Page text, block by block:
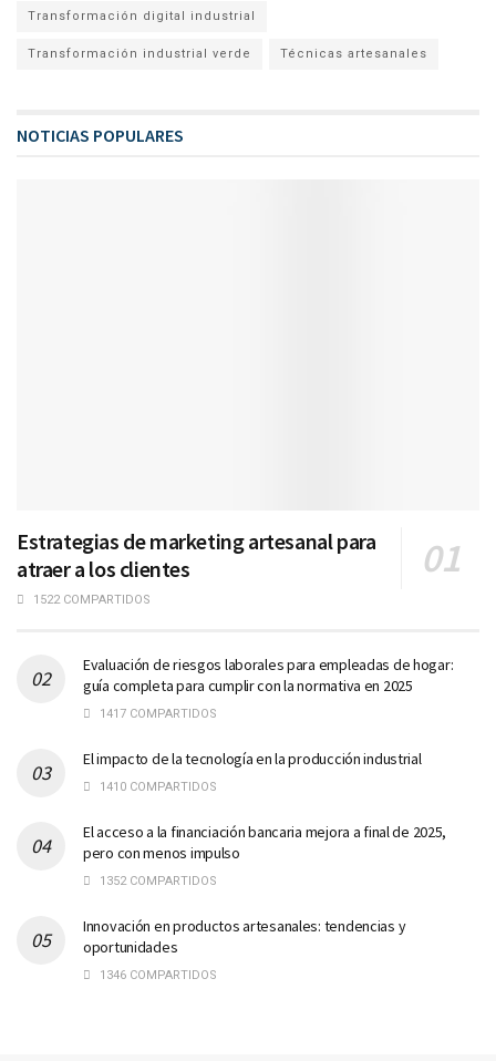
Transformación digital industrial
Transformación industrial verde Técnicas artesanales
NOTICIAS POPULARES
Estrategias de marketing artesanal para
atraer a los clientes
1522 COMPARTIDOS
Evaluación de riesgos laborales para empleadas de hogar:
guía completa para cumplir con la normativa en 2025
1417 COMPARTIDOS
El impacto de la tecnología en la producción industrial
1410 COMPARTIDOS
El acceso a la financiación bancaria mejora a final de 2025,
pero con menos impulso
1352 COMPARTIDOS
Innovación en productos artesanales: tendencias y
oportunidades
1346 COMPARTIDOS